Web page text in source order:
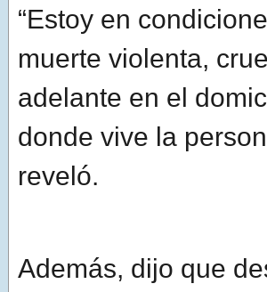
“Estoy en
muerte violenta,
adelante en el
donde vive la
reveló.
Además, dijo que